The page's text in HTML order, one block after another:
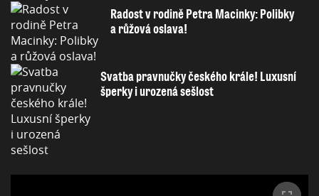
Radost v rodině Petra Macinky: Polibky
a růžová oslava!
Svatba pravnučky českého krále! Luxusní
šperky i urozená sešlost